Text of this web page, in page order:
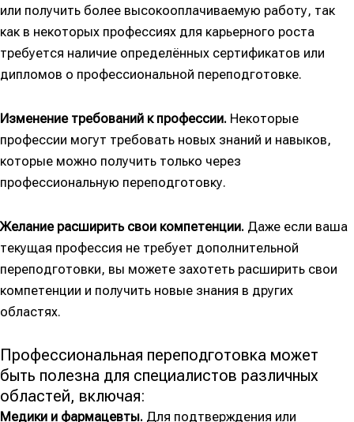
или получить более высокооплачиваемую работу, так
как в некоторых профессиях для карьерного роста
требуется наличие определённых сертификатов или
дипломов о профессиональной переподготовке.
Изменение требований к профессии. Некоторые
профессии могут требовать новых знаний и навыков,
которые можно получить только через
профессиональную переподготовку.
Желание расширить свои компетенции. Даже если ваша
текущая профессия не требует дополнительной
переподготовки, вы можете захотеть расширить свои
компетенции и получить новые знания в других
областях.
Профессиональная переподготовка может
быть полезна для специалистов различных
областей, включая:
Медики и фармацевты. Для подтверждения или